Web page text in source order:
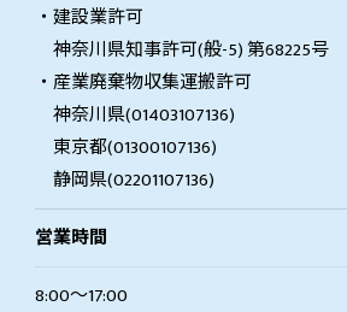
・建設業許可
神奈川県知事許可(般-5) 第68225号
・産業廃棄物収集運搬許可
神奈川県(01403107136)
東京都(01300107136)
静岡県(02201107136)
営業時間
8:00～17:00
お問い合わせはこちら